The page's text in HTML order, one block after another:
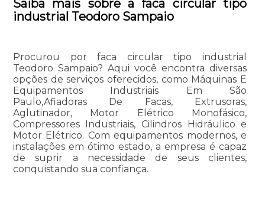
Saiba mais sobre a faca circular tipo
industrial Teodoro Sampaio
Procurou por faca circular tipo industrial
Teodoro Sampaio? Aqui você encontra diversas
opções de serviços oferecidos, como Máquinas E
Equipamentos Industriais Em São
Paulo,Afiadoras De Facas, Extrusoras,
Aglutinador, Motor Elétrico Monofásico,
Compressores Industriais, Cilindros Hidráulico e
Motor Elétrico. Com equipamentos modernos, e
instalações em ótimo estado, a empresa é capaz
de suprir a necessidade de seus clientes,
conquistando sua confiança.